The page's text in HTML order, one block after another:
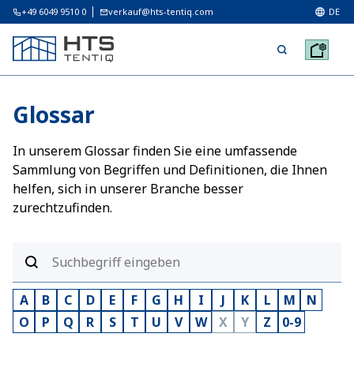
+49 6049 9510 0 verkauf@hts-tentiq.com DE
Glossar
In unserem Glossar finden Sie eine umfassende
Sammlung von Begriffen und Definitionen, die Ihnen
helfen, sich in unserer Branche besser
zurechtzufinden.
A B C D E F G H I J K L M
N
O
P Q R S T U V W X Y Z 0-9